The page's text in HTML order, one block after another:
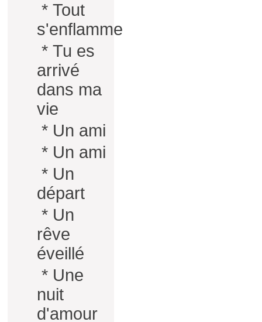
* Tout
s'enflamme
* Tu es
arrivé
dans ma
vie
* Un ami
* Un ami
* Un
départ
* Un
rêve
éveillé
* Une
nuit
d'amour